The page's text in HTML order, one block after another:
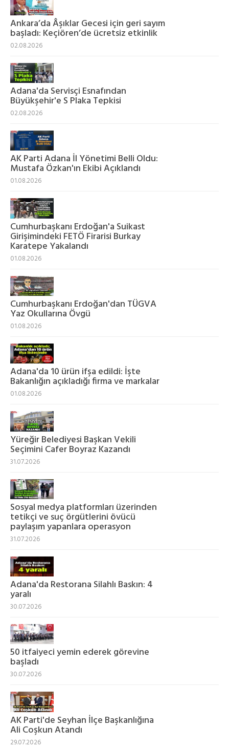
Ankara’da Âşıklar Gecesi için geri sayım
başladı: Keçiören’de ücretsiz etkinlik
02.08.2026
Adana'da Servisçi Esnafından
Büyükşehir'e S Plaka Tepkisi
02.08.2026
AK Parti Adana İl Yönetimi Belli Oldu:
Mustafa Özkan'ın Ekibi Açıklandı
01.08.2026
Cumhurbaşkanı Erdoğan'a Suikast
Girişimindeki FETÖ Firarisi Burkay
Karatepe Yakalandı
01.08.2026
Cumhurbaşkanı Erdoğan'dan TÜGVA
Yaz Okullarına Övgü
01.08.2026
Adana'da 10 ürün ifşa edildi: İşte
Bakanlığın açıkladığı firma ve markalar
01.08.2026
Yüreğir Belediyesi Başkan Vekili
Seçimini Cafer Boyraz Kazandı
31.07.2026
Sosyal medya platformları üzerinden
tetikçi ve suç örgütlerini övücü
paylaşım yapanlara operasyon
31.07.2026
Adana'da Restorana Silahlı Baskın: 4
yaralı
30.07.2026
50 itfaiyeci yemin ederek görevine
başladı
30.07.2026
AK Parti'de Seyhan İlçe Başkanlığına
Ali Coşkun Atandı
29.07.2026